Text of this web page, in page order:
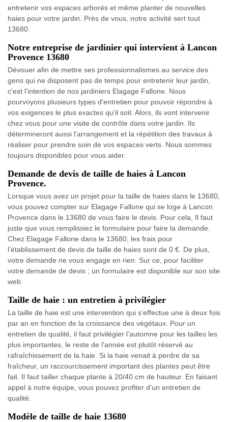
entretenir vos espaces arborés et même planter de nouvelles
haies pour votre jardin. Près de vous, notre activité sert tout
13680.
Notre entreprise de jardinier qui intervient à Lancon
Provence 13680
Dévouer afin de mettre ses professionnalismes au service des
gens qui ne disposent pas de temps pour entretenir leur jardin,
c'est l'intention de nos jardiniers Elagage Fallone. Nous
pourvoyons plusieurs types d'entretien pour pouvoir répondre à
vos exigences le plus exactes qu'il soit. Alors, ils vont intervenir
chez vous pour une visite de contrôle dans votre jardin. Ils
détermineront aussi l'arrangement et la répétition des travaux à
réaliser pour prendre soin de vos espaces verts. Nous sommes
toujours disponibles pour vous aider.
Demande de devis de taille de haies à Lancon
Provence.
Lorsque vous avez un projet pour la taille de haies dans le 13680,
vous pouvez compter sur Elagage Fallone qui se loge à Lancon
Provence dans le 13680 de vous faire le devis. Pour cela, Il faut
juste que vous remplissiez le formulaire pour faire la demande.
Chez Elagage Fallone dans le 13680, les frais pour
l’établissement de devis de taille de haies sont de 0 €. De plus,
votre demande ne vous engage en rien. Sur ce, pour faciliter
votre demande de devis ; un formulaire est disponible sur son site
web.
Taille de haie : un entretien à privilégier
La taille de haie est une intervention qui s’effectue une à deux fois
par an en fonction de la croissance des végétaux. Pour un
entretien de qualité, il faut privilégier l’automne pour les tailles les
plus importantes, le reste de l’année est plutôt réservé au
rafraîchissement de la haie. Si la haie venait à perdre de sa
fraîcheur, un raccourcissement important des plantes peut être
fait. Il faut tailler chaque plante à 20/40 cm de hauteur. En faisant
appel à notre équipe, vous pouvez profiter d'un entretien de
qualité.
Modèle de taille de haie 13680